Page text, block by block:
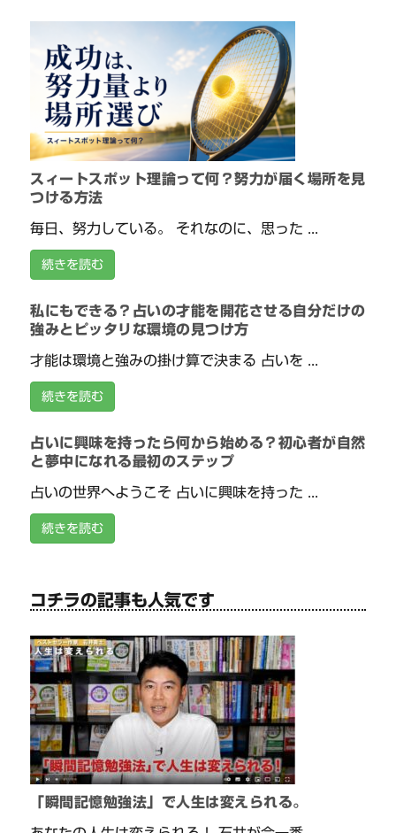
スィートスポット理論って何？努力が届く場所を見
つける方法
毎日、努力している。 それなのに、思った ...
続きを読む
私にもできる？占いの才能を開花させる自分だけの
強みとピッタリな環境の見つけ方
才能は環境と強みの掛け算で決まる 占いを ...
続きを読む
占いに興味を持ったら何から始める？初心者が自然
と夢中になれる最初のステップ
占いの世界へようこそ 占いに興味を持った ...
続きを読む
コチラの記事も人気です
「瞬間記憶勉強法」で人生は変えられる。